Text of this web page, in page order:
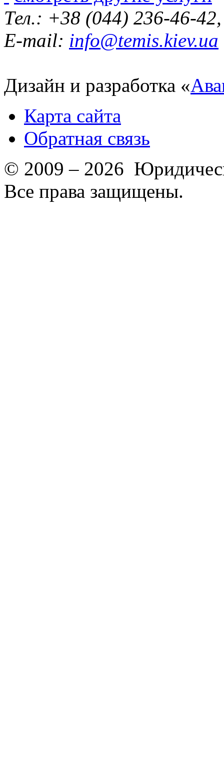
Тел.: +38 (044) 236-46-
E-mail: info@temis.kiev.ua
Дизайн и разработка «
Карта сайта
Обратная связь
© 2009 – 2026
Все права защищены.